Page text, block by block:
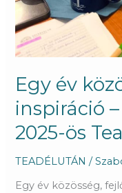
Egy év
inspiráció
2025-ös
TEADÉLUTÁN /
Egy év közösség,